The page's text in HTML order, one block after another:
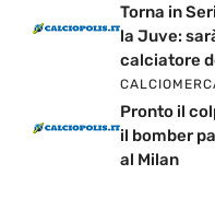
Torna in
la Juve:
calciatore
Pronto il
il bomber
al Milan